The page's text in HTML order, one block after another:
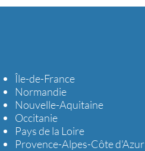
Île-de-France
Normandie
Nouvelle-Aquitaine
Occitanie
Pays de la Loire
Provence-Alpes-Côte d'Azur